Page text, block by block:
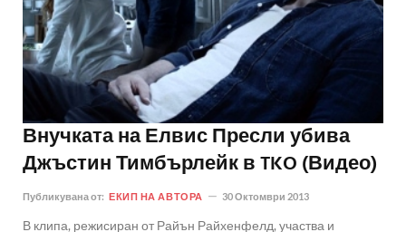
Внучката на Елвис Пресли убива
Джъстин Тимбърлейк в TKO (Видео)
Публикувана от: ЕКИП НА АВТОРА 30 Октомври 2013
В клипа, режисиран от Райън Райхенфелд, участва и